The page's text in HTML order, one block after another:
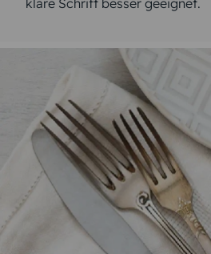
klare Schrift besser geeignet.